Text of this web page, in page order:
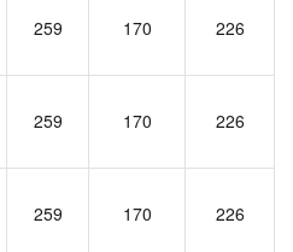
259 170 226
259 170 226
259 170 226